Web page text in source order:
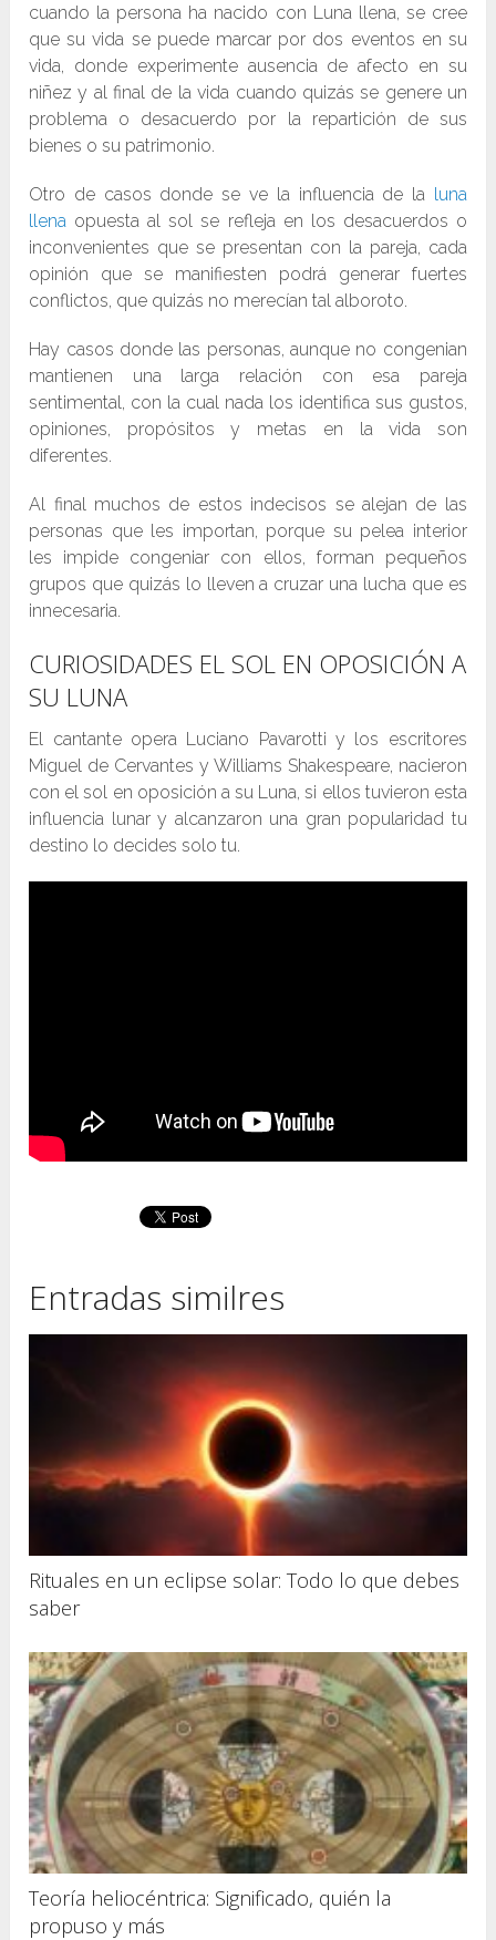
cuando la persona ha nacido con Luna llena, se cree
que su vida se puede marcar por dos eventos en su
vida, donde experimente ausencia de afecto en su
niñez y al final de la vida cuando quizás se genere un
problema o desacuerdo por la repartición de sus
bienes o su patrimonio.
Otro de casos donde se ve la influencia de la luna
llena opuesta al sol se refleja en los desacuerdos o
inconvenientes que se presentan con la pareja, cada
opinión que se manifiesten podrá generar fuertes
conflictos, que quizás no merecían tal alboroto.
Hay casos donde las personas, aunque no congenian
mantienen una larga relación con esa pareja
sentimental, con la cual nada los identifica sus gustos,
opiniones, propósitos y metas en la vida son
diferentes.
Al final muchos de estos indecisos se alejan de las
personas que les importan, porque su pelea interior
les impide congeniar con ellos, forman pequeños
grupos que quizás lo lleven a cruzar una lucha que es
innecesaria.
CURIOSIDADES EL SOL EN OPOSICIÓN A
SU LUNA
El cantante opera Luciano Pavarotti y los escritores
Miguel de Cervantes y Williams Shakespeare, nacieron
con el sol en oposición a su Luna, si ellos tuvieron esta
influencia lunar y alcanzaron una gran popularidad tu
destino lo decides solo tu.
Entradas similres
Rituales en un eclipse solar: Todo lo que debes
saber
Teoría heliocéntrica: Significado, quién la
propuso y más